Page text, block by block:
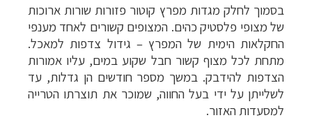
בסמוך לחלק מגדות מפרץ קוטור פזורות שורות ארוכות
של מצופי פלסטיק כהים. המצופים קשורים לאחד מענפי
החקלאות הימית של המפרץ – גידול צדפות למאכל.
מתחת לכל מצוף קשור חבל שקוע במים, עליו אמורות
הצדפות להידבק. במשך מספר חודשים הן גדלות, עד
לשלייתן על ידי בעל החווה, שמוכר את תוצרתו הטרייה
למסעדות האזור.